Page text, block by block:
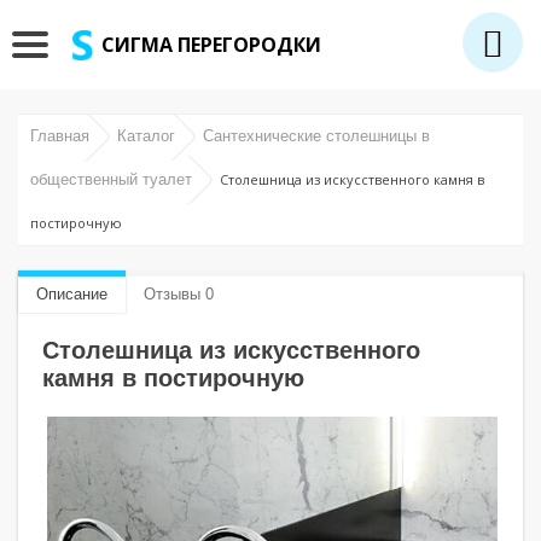
СИГМА ПЕРЕГОРОДКИ
Главная Каталог Сантехнические столешницы в
общественный туалет Столешница из искусственного камня в
постирочную
Описание Отзывы 0
Столешница из искусственного
камня в постирочную